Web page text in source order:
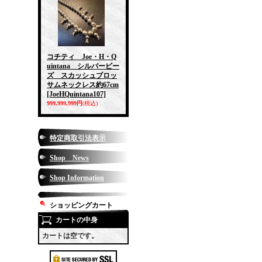
コチティ Joe・H・Q
uintana シルバービー
ズ スカッシュブロッ
サムネックレス約67cm
[JoeHQuintana107]
999,999,999円(税込)
特定商取引法表示
Shop News
Shop Information
ショッピングカート
カートの中身
カートは空です。